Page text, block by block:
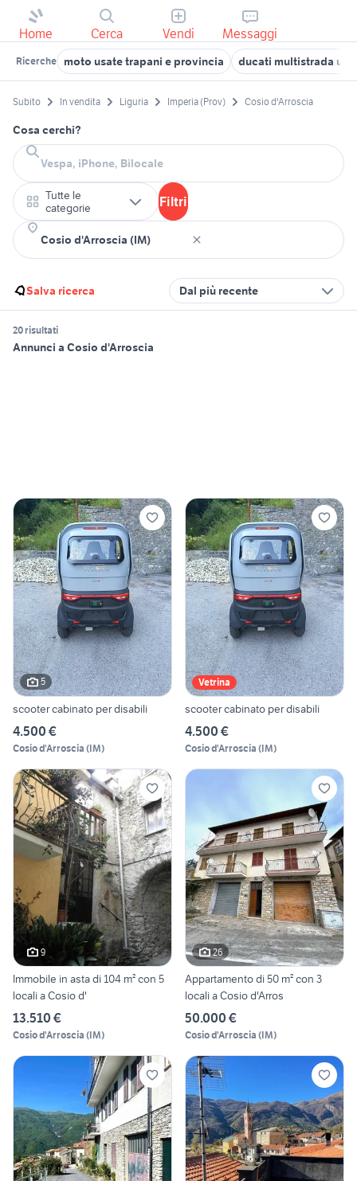
Home Cerca Vendi Messaggi
Ricerche moto usate trapani e provincia ducati multistrada
Subito In vendita Liguria Imperia (Prov) Cosio d'Arroscia
Cosa cerchi?
Tutte le
categorie
Filtri
Salva ricerca Dal più recente
20 risultati
Annunci a Cosio d'Arroscia
5
scooter cabinato per disabili
4.500 €
Cosio d'Arroscia (IM)
Vetrina
scooter cabinato per disabili
4.500 €
Cosio d'Arroscia (IM)
9
Immobile in asta di 104 m² con 5
locali a Cosio d'
13.510 €
Cosio d'Arroscia (IM)
26
Appartamento di 50 m² con 3
locali a Cosio d'Arros
50.000 €
Cosio d'Arroscia (IM)